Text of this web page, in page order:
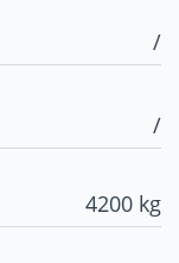
/
/
4200 kg